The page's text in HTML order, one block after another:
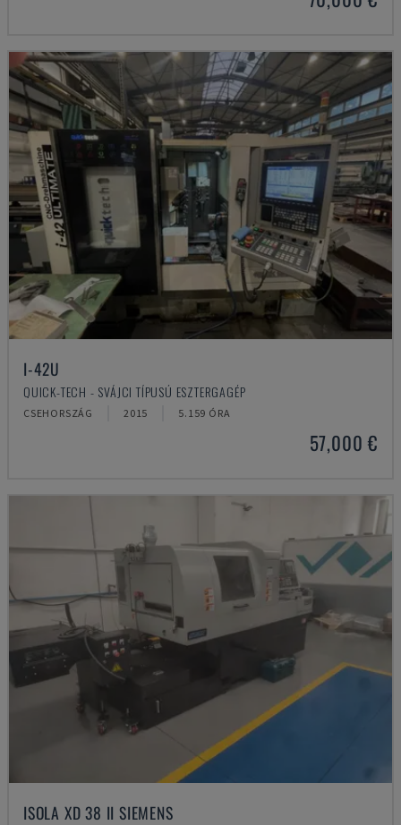
I-42U
QUICK-TECH - SVÁJCI TÍPUSÚ ESZTERGAGÉP
CSEHORSZÁG 2015 5.159 ÓRA
57,000 €
ISOLA XD 38 II SIEMENS